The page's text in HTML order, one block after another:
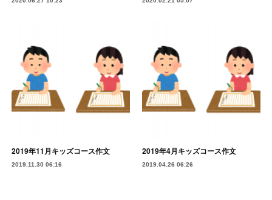
2019年11月キッズコース作文
2019.11.30 06:16
2019年4月キッズコース作文
2019.04.26 06:26